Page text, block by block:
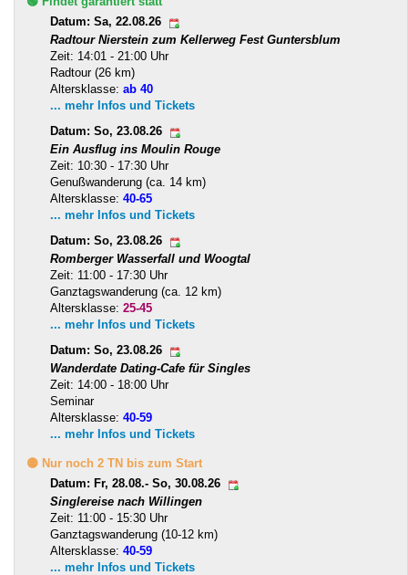
Datum: Sa, 22.08.26
Radtour Nierstein zum Kellerweg Fest Guntersblum
Zeit: 14:01 - 21:00 Uhr
Radtour (26 km)
Altersklasse: ab 40
... mehr Infos und Tickets
Datum: So, 23.08.26
Ein Ausflug ins Moulin Rouge
Zeit: 10:30 - 17:30 Uhr
Genußwanderung (ca. 14 km)
Altersklasse: 40-65
... mehr Infos und Tickets
Datum: So, 23.08.26
Romberger Wasserfall und Woogtal
Zeit: 11:00 - 17:30 Uhr
Ganztagswanderung (ca. 12 km)
Altersklasse: 25-45
... mehr Infos und Tickets
Datum: So, 23.08.26
Wanderdate Dating-Cafe für Singles
Zeit: 14:00 - 18:00 Uhr
Seminar
Altersklasse: 40-59
... mehr Infos und Tickets
🟡 Nur noch 2 TN bis zum Start
Datum: Fr, 28.08.- So, 30.08.26
Singlereise nach Willingen
Zeit: 11:00 - 15:30 Uhr
Ganztagswanderung (10-12 km)
Altersklasse: 40-59
... mehr Infos und Tickets